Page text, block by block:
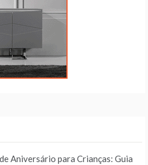
Aniversário para Crianças: Guia